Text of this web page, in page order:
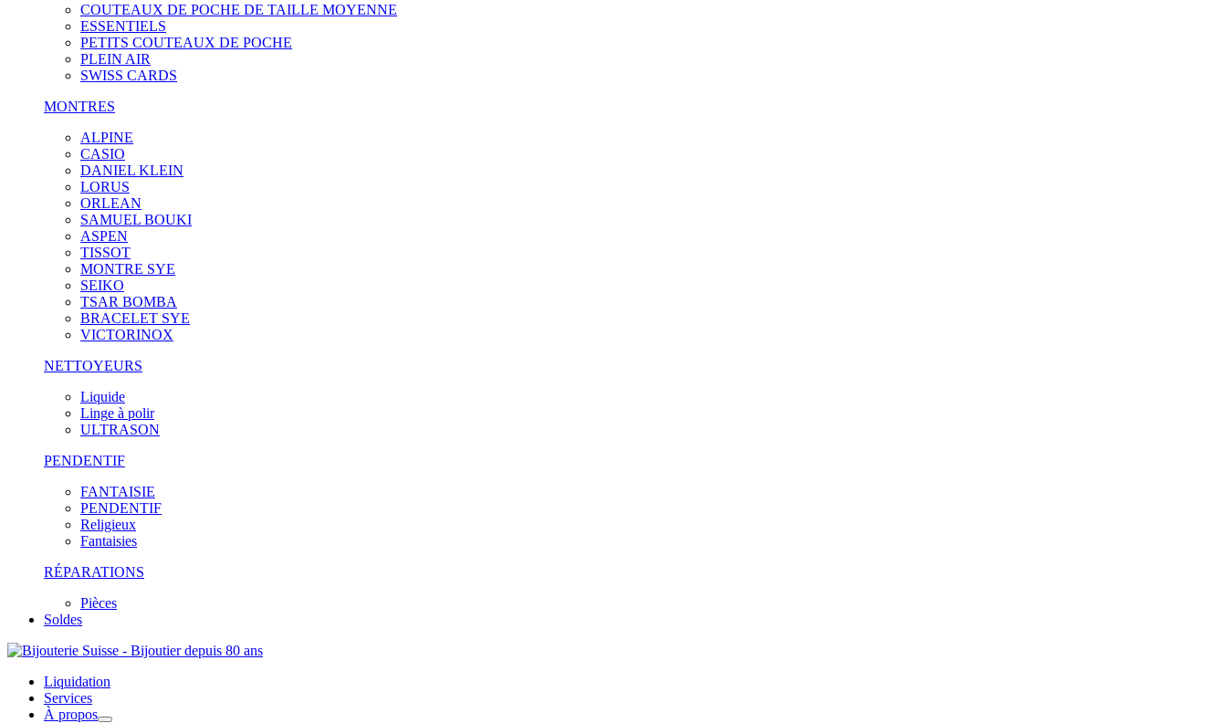
COUTEAUX DE POCHE DE TAILLE MOYENNE
ESSENTIELS
PETITS COUTEAUX DE POCHE
PLEIN AIR
SWISS CARDS
MONTRES
ALPINE
CASIO
DANIEL KLEIN
LORUS
ORLEAN
SAMUEL BOUKI
ASPEN
TISSOT
MONTRE SYE
SEIKO
TSAR BOMBA
BRACELET SYE
VICTORINOX
NETTOYEURS
Liquide
Linge à polir
ULTRASON
PENDENTIF
FANTAISIE
PENDENTIF
Religieux
Fantaisies
RÉPARATIONS
Pièces
Soldes
Liquidation
Services
À propos